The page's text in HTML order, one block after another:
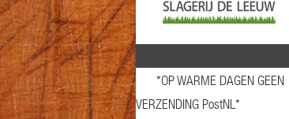
*OP WARME DAGEN GEEN
VERZENDING PostNL*